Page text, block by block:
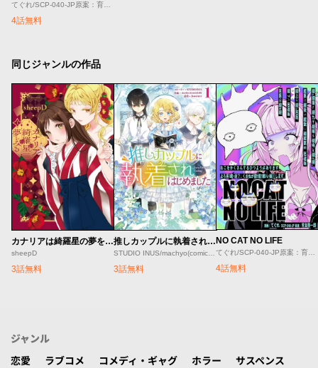
てぐれ/SCP-040-JP原案：育良啓一郎
4話無料
同じジャンルの作品
カナリアは綺羅星の夢をみる
sheepD
3話無料
推しカップルに執着されはじめました
STUDIO INUS/machyo(comicloft)/Joowinter
3話無料
NO CAT NO LIFE
4話無料
ジャンル
恋愛
ラブコメ コメディ・ギャグ ホラー
サスペンス